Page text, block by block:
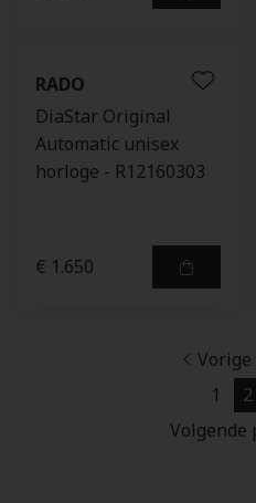
RADO
DiaStar Original
Automatic unisex
horloge - R12160303
€ 1.650
1
2
Volgende